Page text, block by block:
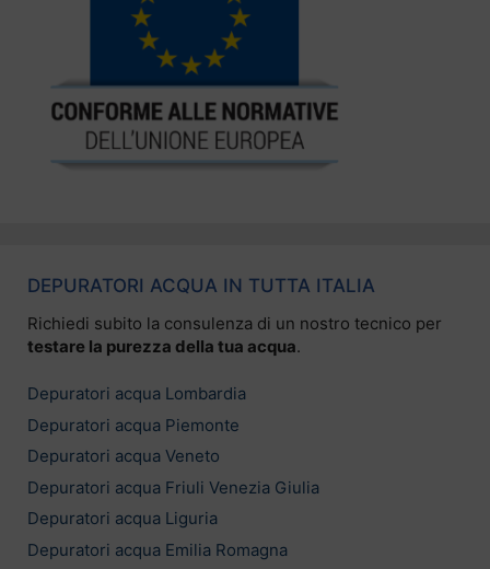
DEPURATORI ACQUA IN TUTTA ITALIA
Richiedi subito la consulenza di un nostro tecnico per
testare la purezza della tua acqua.
Depuratori acqua Lombardia
Depuratori acqua Piemonte
Depuratori acqua Veneto
Depuratori acqua Friuli Venezia Giulia
Depuratori acqua Liguria
Depuratori acqua Emilia Romagna